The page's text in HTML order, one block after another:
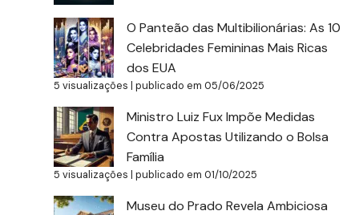
O Panteão das Multibilionárias: As 10
Celebridades Femininas Mais Ricas
dos EUA
5 visualizações |publicado em 05/06/2025
Ministro Luiz Fux Impõe Medidas
Contra Apostas Utilizando o Bolsa
Família
5 visualizações |publicado em 01/10/2025
Museu do Prado Revela Ambiciosa